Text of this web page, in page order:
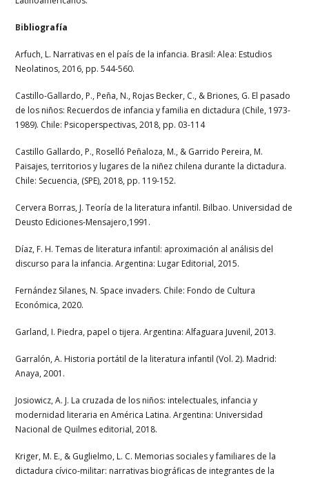
Bibliografía
Arfuch, L. Narrativas en el país de la infancia. Brasil: Alea: Estudios
Neolatinos, 2016, pp. 544-560.
Castillo-Gallardo, P., Peña, N., Rojas Becker, C., & Briones, G. El pasado
de los niños: Recuerdos de infancia y familia en dictadura (Chile, 1973-
1989). Chile: Psicoperspectivas, 2018, pp. 03-114
Castillo Gallardo, P., Roselló Peñaloza, M., & Garrido Pereira, M.
Paisajes, territorios y lugares de la niñez chilena durante la dictadura.
Chile: Secuencia, (SPE), 2018, pp. 119-152.
Cervera Borras, J. Teoría de la literatura infantil. Bilbao. Universidad de
Deusto Ediciones-Mensajero,1991.
Díaz, F. H. Temas de literatura infantil: aproximación al análisis del
discurso para la infancia. Argentina: Lugar Editorial, 2015.
Fernández Silanes, N. Space invaders. Chile: Fondo de Cultura
Económica, 2020.
Garland, I. Piedra, papel o tijera. Argentina: Alfaguara Juvenil, 2013.
Garralón, A. Historia portátil de la literatura infantil (Vol. 2). Madrid:
Anaya, 2001.
Josiowicz, A. J. La cruzada de los niños: intelectuales, infancia y
modernidad literaria en América Latina. Argentina: Universidad
Nacional de Quilmes editorial, 2018.
Kriger, M. E., & Guglielmo, L. C. Memorias sociales y familiares de la
dictadura cívico-militar: narrativas biográficas de integrantes de la